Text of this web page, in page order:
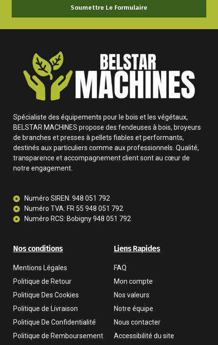
Soumettre Le Formulaire
Spécialiste des équipements pour le bois et les végétaux,
BELSTAR MACHINES propose des fendeuses à bois, broyeurs
de branches et presses à pellets fiables et performants,
destinés aux particuliers comme aux professionnels. Qualité,
transparence et accompagnement client sont au cœur de
notre engagement.
Numéro SIREN: 948 051 792
Numéro TVA: FR 55 948 051 792
Numéro RCS: Bobigny 948 051 792
Nos conditions
Mentions Légales
Politique de Retour
Politique Des Cookies
Politique de Livraison
Politique De Confidentialité
Politique de Remboursement
Liens Rapides
FAQ
Mon compte
Nos valeurs
Notre équipe
Nous contacter
Accessibilité du site